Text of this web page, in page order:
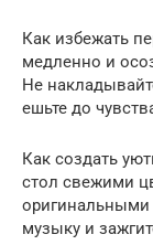
Как избежать
медленно и
Не
ешьте до
Как создать
стол свежими
оригинальными
музыку и